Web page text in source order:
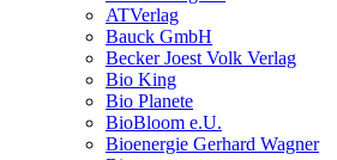
ATVerlag
Bauck GmbH
Becker Joest Volk Verlag
Bio King
Bio Planete
BioBloom e.U.
Bioenergie Gerhard Wagner